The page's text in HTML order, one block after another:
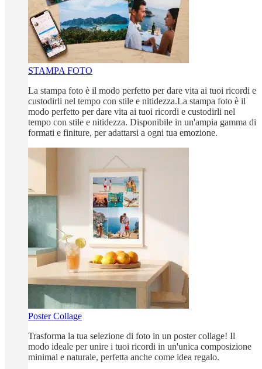
STAMPA FOTO
La stampa foto è il modo perfetto per dare vita ai tuoi ricordi e
custodirli nel tempo con stile e nitidezza.La stampa foto è il
modo perfetto per dare vita ai tuoi ricordi e custodirli nel
tempo con stile e nitidezza. Disponibile in un'ampia gamma di
formati e finiture, per adattarsi a ogni tua emozione.
Poster Collage
Trasforma la tua selezione di foto in un poster collage! Il
modo ideale per unire i tuoi ricordi in un'unica composizione
minimal e naturale, perfetta anche come idea regalo.